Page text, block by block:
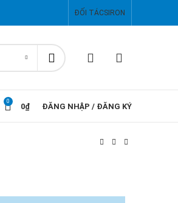
ĐỐI TÁCSIRON
0
0₫ ĐĂNG NHẬP / ĐĂNG KÝ